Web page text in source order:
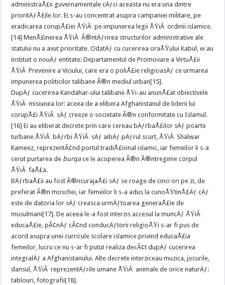
administraÅ£ii guvernamentale cÄƒci aceasta nu era una dintre
prioritÄƒÅ£ile lor. Ei s-au concentrat asupra campaniei militare, pe
eradicarea corupÅ£iei ÅŸiÂ pe impunerea legii ÅŸiÂ ordinii islamice.
[14] MenÅ£inerea ÅŸiÂ Ã®ntÄƒrirea structurilor administrative ale
statului nu a avut prioritate. OdatÄƒ cu cucerirea oraÅŸului Kabul, ei au
instituit o nouÄƒ entitate: Departamentul de Promovare a VirtuÅ£ii
ÅŸiÂ Prevenire a Viciului, care era o poliÅ£ie religioasÄƒ ce urmarea
impunerea politicilor talibane Ã®n mediul urban[15].
DupÄƒ cucerirea Kandahar-ului talibanii ÅŸi-au anunÅ£at obiectivele
ÅŸiÂ misiunea lor: aceea de a elibera Afghanistanul de liderii lui
corupÅ£i ÅŸiÂ sÄƒ creeze o societate Ã®n conformitate cu Islamul.
[16] Ei au eliberat decrete prin care cereau bÄƒrbaÅ£ilor sÄƒ poarte
turbane ÅŸiÂ bÄƒrbi ÅŸiÂ sÄƒ aibÄƒ pÄƒrul scurt, ÅŸiÂ Shalwar
Kameez, reprezentÃ¢nd portul tradiÅ£ional islamic, iar femeilor li s-a
cerut purtarea de burqace le acoperea Ã®n Ã®ntregime corpul
ÅŸiÂ faÅ£a.
BÄƒrbaÅ£ii au fost Ã®ncurajaÅ£i sÄƒ se roage de cinci ori pe zi, de
preferat Ã®n moschei, iar femeilor li s-a adus la cunoÅŸtinÅ£Äƒ cÄƒ
este de datoria lor sÄƒ creasca urmÄƒtoarea generaÅ£ie de
musulmani[17]. De aceea le-a fost interzis accesul la muncÄƒ ÅŸiÂ
educaÅ£ie, pÃ¢nÄƒ cÃ¢nd conducÄƒtorii religioÅŸi s-ar fi pus de
acord asupra unei curricule scolare islamice privind educaÅ£ia
femeilor, lucru ce nu s-ar fi putut realiza decÃ¢t dupÄƒ cucerirea
integralÄƒ a Afghanistanului. Alte decrete interziceau muzica, jocurile,
dansul, ÅŸiÂ reprezentÄƒrile umane ÅŸiÂ animale de orice naturÄƒ:
tablouri, fotografii[18].